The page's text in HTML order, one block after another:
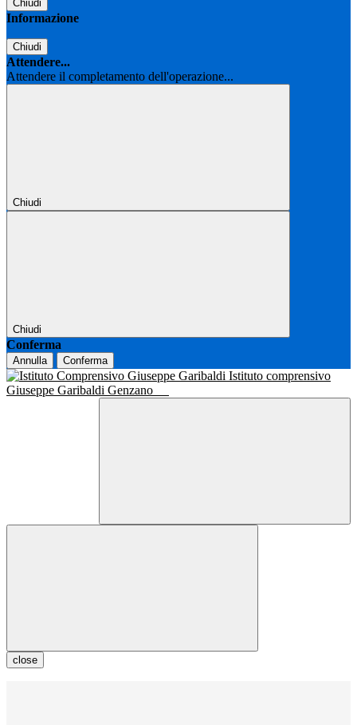
Chiudi
Informazione
Chiudi
Attendere...
Attendere il completamento dell'operazione...
Chiudi
Chiudi
Conferma
Annulla Conferma
Istituto comprensivo
Giuseppe Garibaldi Genzano
close